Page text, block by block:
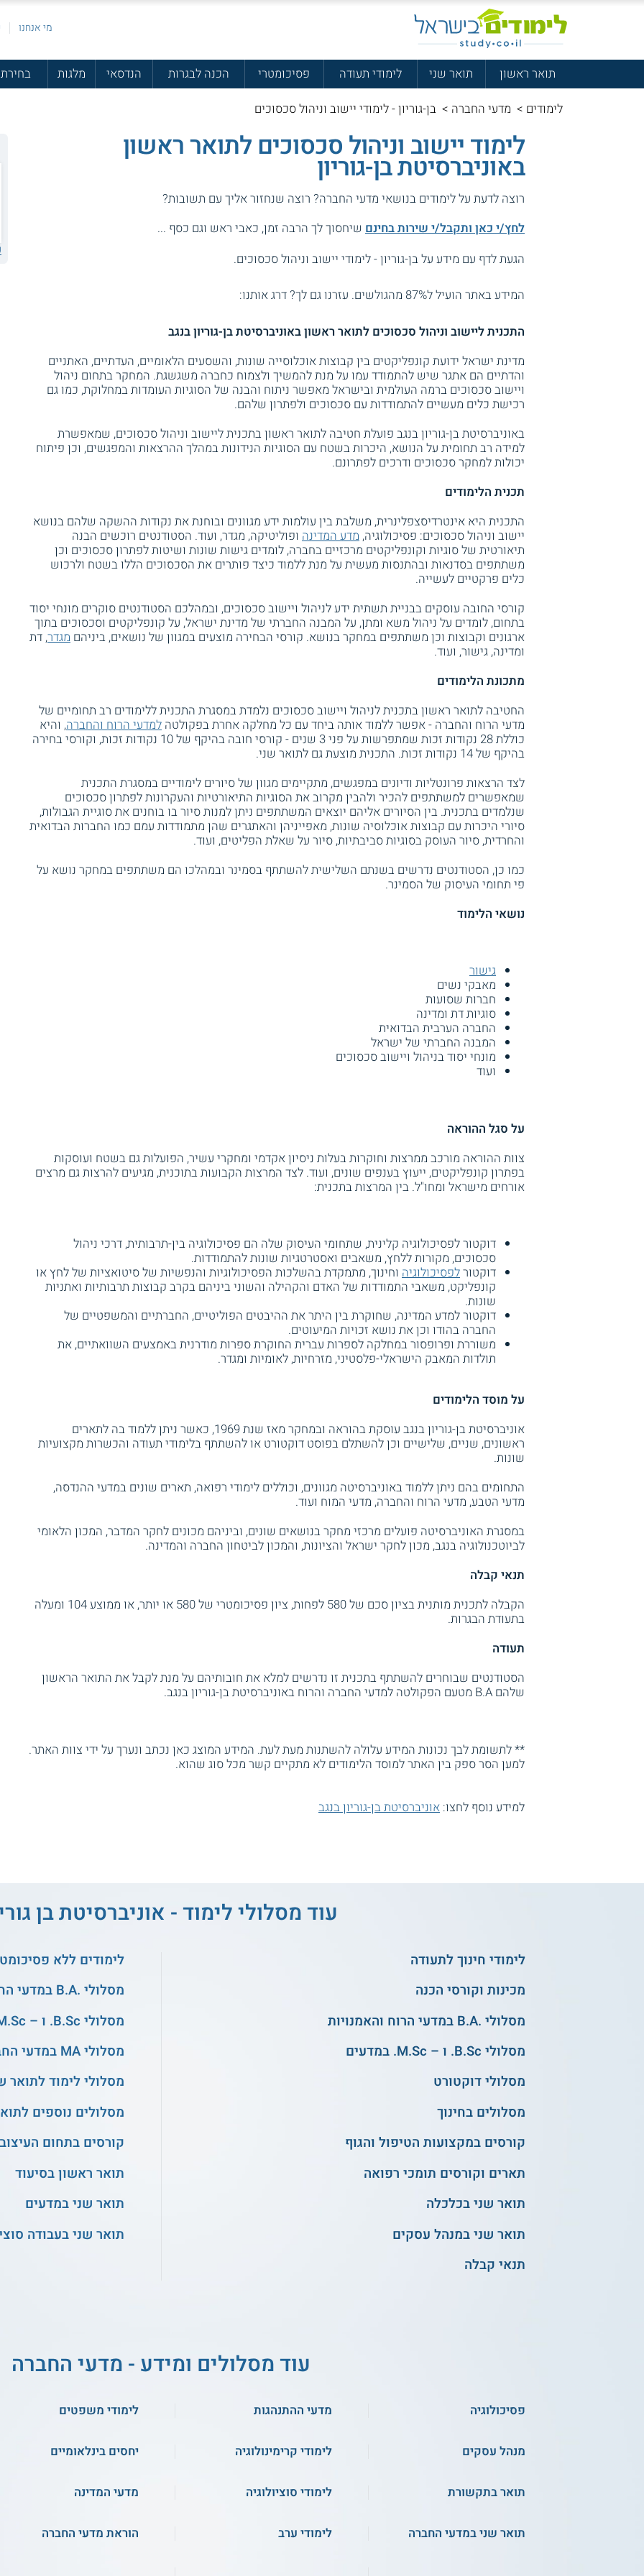
מי אנחנו
תואר ראשון תואר שני לימודי תעודה פסיכומטרי הכנה לבגרות הנדסאי מלגות
לימודים > מדעי החברה > בן-גוריון - לימודי יישוב וניהול סכסוכים
לימוד יישוב וניהול סכסוכים לתואר ראשון
באוניברסיטת בן-גוריון
רוצה לדעת על לימודים בנושאי מדעי החברה? רוצה שנחזור אליך עם תשובות?
לחץ/י כאן ותקבל/י שירות בחינם שיחסוך לך הרבה זמן, כאבי ראש וגם כסף ...
הגעת לדף עם מידע על בן-גוריון - לימודי יישוב וניהול סכסוכים.
המידע באתר הועיל ל87% מהגולשים.
עזרנו גם לך? דרג אותנו:
התכנית ליישוב וניהול סכסוכים לתואר ראשון באוניברסיטת בן-גוריון בנגב
מדינת ישראל ידועת קונפליקטים בין קבוצות אוכלוסייה שונות, והשסעים הלאומיים, העדתיים, האתניים
והדתיים הם אתגר שיש להתמודד עמו על מנת להמשיך ולצמוח כחברה משגשגת. המחקר בתחום ניהול
ויישוב סכסוכים ברמה העולמית ובישראל מאפשר ניתוח והבנה של הסוגיות העומדות במחלוקת, כמו גם
רכישת כלים מעשיים להתמודדות עם סכסוכים ולפתרון שלהם.
באוניברסיטת בן-גוריון בנגב פועלת חטיבה לתואר ראשון בתכנית ליישוב וניהול סכסוכים, שמאפשרת
למידה רב תחומית על הנושא, היכרות בשטח עם הסוגיות הנידונות במהלך ההרצאות והמפגשים, וכן פיתוח
יכולות למחקר סכסוכים ודרכים לפתרונם.
תכנית הלימודים
התכנית היא אינטרדיסצפלינרית, משלבת בין עולמות ידע מגוונים ובוחנת את נקודות ההשקה שלהם בנושא
יישוב וניהול סכסוכים: פסיכולוגיה,מדע המדינה ופוליטיקה, מגדר, ועוד. הסטודנטים רוכשים הבנה
תיאורטית של סוגיות וקונפליקטים מרכזיים בחברה, לומדים גישות שונות ושיטות לפתרון סכסוכים וכן
משתתפים בסדנאות ובהתנסות מעשית על מנת ללמוד כיצד פותרים את הסכסוכים הללו בשטח ולרכוש
כלים פרקטיים לעשייה.
קורסי החובה עוסקים בבניית תשתית ידע לניהול ויישוב סכסוכים, ובמהלכם הסטודנטים סוקרים מונחי יסוד
בתחום, לומדים על ניהול משא ומתן, על המבנה החברתי של מדינת ישראל, על קונפליקטים וסכסוכים בתוך
ארגונים וקבוצות וכן משתתפים במחקר בנושא. קורסי הבחירה מוצעים במגוון של נושאים, ביניהם מגדר, דת
ומדינה, גישור, ועוד.
מתכונת הלימודים
החטיבה לתואר ראשון בתכנית לניהול ויישוב סכסוכים נלמדת במסגרת התכנית ללימודים רב תחומיים של
מדעי הרוח והחברה - אפשר ללמוד אותה ביחד עם כל מחלקה אחרת בפקולטה למדעי הרוח והחברה, והיא
כוללת 28 נקודות זכות שמתפרשות על פני 3 שנים - קורסי חובה בהיקף של 10 נקודות זכות, וקורסי בחירה
בהיקף של 14 נקודות זכות. התכנית מוצעת גם לתואר שני.
לצד הרצאות פרונטליות ודיונים במפגשים, מתקיימים מגוון של סיורים לימודיים במסגרת התכנית
שמאפשרים למשתתפים להכיר ולהבין מקרוב את הסוגיות התיאורטיות והעקרונות לפתרון סכסוכים
שנלמדים בתכנית. בין הסיורים אליהם יוצאים המשתתפים ניתן למנות סיור בו בוחנים את סוגיית הגבולות,
סיורי היכרות עם קבוצות אוכלוסיה שונות, מאפייניהן והאתגרים שהן מתמודדות עמם כמו החברות הבדואית
והחרדית, סיור העוסק בסוגיות סביבתיות, סיור על שאלת הפליטים, ועוד.
כמו כן, הסטודנטים נדרשים בשנתם השלישית להשתתף בסמינר ובמהלכו הם משתתפים במחקר נושא על
פי תחומי העיסוק של הסמינר.
נושאי הלימוד
גישור
מאבקי נשים
חברות שסועות
סוגיות דת ומדינה
החברה הערבית הבדואית
המבנה החברתי של ישראל
מונחי יסוד בניהול ויישוב סכסוכים
ועוד
על סגל ההוראה
צוות ההוראה מורכב ממרצות וחוקרות בעלות ניסיון אקדמי ומחקרי עשיר, הפועלות גם בשטח ועוסקות
בפתרון קונפליקטים, ייעוץ בענפים שונים, ועוד. לצד המרצות הקבועות בתוכנית, מגיעים להרצות גם מרצים
אורחים מישראל ומחו"ל. בין המרצות בתכנית:
דוקטור לפסיכולוגיה קלינית, שתחומי העיסוק שלה הם פסיכולוגיה בין-תרבותית, דרכי ניהול
סכסוכים, מקורות ללחץ, משאבים ואסטרטגיות שונות להתמודדות.
דוקטורלפסיכולוגיה וחינוך, מתמקדת בהשלכות הפסיכולוגיות והנפשיות של סיטואציות של לחץ או
קונפליקט, משאבי התמודדות של האדם והקהילה והשוני ביניהם בקרב קבוצות תרבותיות ואתניות
שונות.
דוקטור למדע המדינה, שחוקרת בין היתר את ההיבטים הפוליטיים, החברתיים והמשפטיים של
החברה בהודו וכן את נושא זכויות המיעוטים.
משוררת ופרופסור במחלקה לספרות עברית החוקרת ספרות מודרנית באמצעים השוואתיים, את
תולדות המאבק הישראלי-פלסטיני, מזרחיות, לאומיות ומגדר.
על מוסד הלימודים
אוניברסיטת בן-גוריון בנגב עוסקת בהוראה ובמחקר מאז שנת 1969, כאשר ניתן ללמוד בה לתארים
ראשונים, שניים, שלישיים וכן להשתלם בפוסט דוקטורט או להשתתף בלימודי תעודה והכשרות מקצועיות
שונות.
התחומים בהם ניתן ללמוד באוניברסיטה מגוונים, וכוללים לימודי רפואה, תארים שונים במדעי ההנדסה,
מדעי הטבע, מדעי הרוח והחברה, מדעי המוח ועוד.
במסגרת האוניברסיטה פועלים מרכזי מחקר בנושאים שונים, וביניהם מכונים לחקר המדבר, המכון הלאומי
לביוטכנולוגיה בנגב, מכון לחקר ישראל והציונות, והמכון לביטחון החברה והמדינה.
תנאי קבלה
הקבלה לתכנית מותנית בציון סכם של 580 לפחות, ציון פסיכומטרי של 580 או יותר, או ממוצע 104 ומעלה
בתעודת הבגרות.
תעודה
הסטודנטים שבוחרים להשתתף בתכנית זו נדרשים למלא את חובותיהם על מנת לקבל את התואר הראשון
שלהם B.A מטעם הפקולטה למדעי החברה והרוח באוניברסיטת בן-גוריון בנגב.
** לתשומת לבך נכונות המידע עלולה להשתנות מעת לעת. המידע המוצג כאן נכתב ונערך על ידי צוות האתר.
למען הסר ספק בין האתר למוסד הלימודים לא מתקיים קשר מכל סוג שהוא.
למידע נוסף לחצו: אוניברסיטת בן-גוריון בנגב
עוד מסלולי לימוד - אוניברסיטת בן
לימודי חינוך לתעודה
מכינות וקורסי הכנה
מסלולי .B.A במדעי הרוח והאמנויות
מסלולי B.Sc. ו – M.Sc. במדעים
מסלולי דוקטורט
מסלולים בחינוך
קורסים במקצועות הטיפול והגוף
תארים וקורסים תומכי רפואה
תואר שני בכלכלה
תואר שני במנהל עסקים
תנאי קבלה
לימודים ללא
מסלולי .B.A במדעי החברה
מסלולי B.Sc. ו – M.Sc. בהנדסה
מסלולי MA במדעי החברה
מסלולי לימוד לתואר
מסלולים נוספים
קורסים בתחום
תואר ראשון בסיעוד
תואר שני במדעים
תואר שני בעבודה
עוד מסלולים ומידע - מדעי החברה
פסיכולוגיה מדעי ההתנהגות לימודי משפטים
מנהל עסקים לימודי קרימינולוגיה יחסים בינלאומיים
תואר בתקשורת לימודי סוציולוגיה מדעי המדינה
תואר שני במדעי החברה לימודי ערב הוראת מדעי החברה